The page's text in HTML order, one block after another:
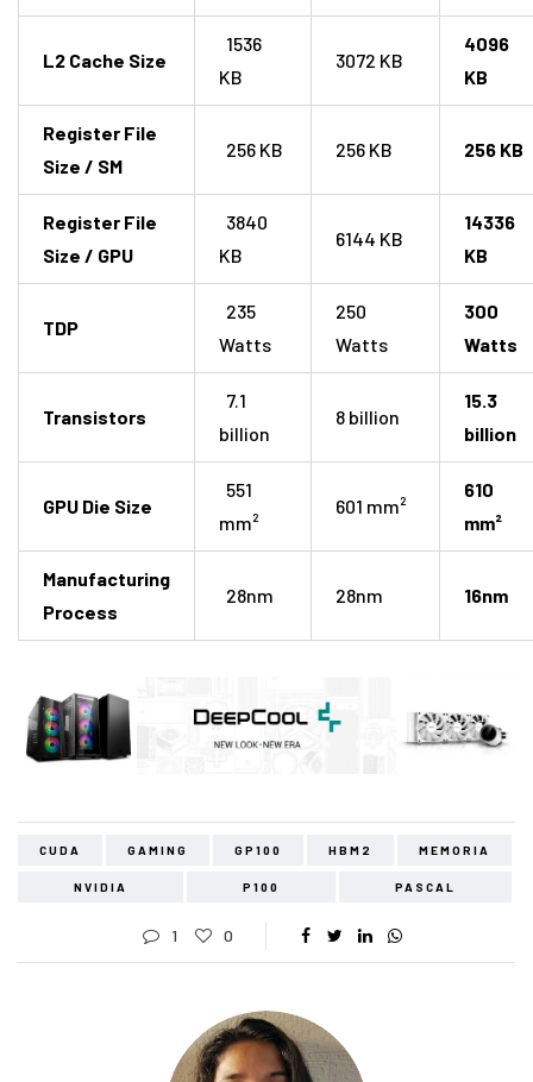
L2 Cache Size
1536
KB
3072 KB
4096
KB
Register File
Size / SM
256 KB 256 KB 256 KB
Register File
Size / GPU
3840
KB
6144 KB
14336
KB
TDP
235
Watts
250
Watts
300
Watts
Transistors
7.1
billion
8 billion
15.3
billion
GPU Die Size
551
mm²
601 mm²
610
mm²
Manufacturing
Process
28nm 28nm 16nm
CUDA GAMING GP100 HBM2 MEMORIA
NVIDIA P100 PASCAL
1 0